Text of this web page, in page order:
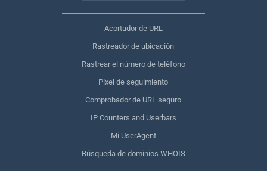
Acortador de URL
Rastreador de ubicación
Rastrear el número de teléfono
Píxel de seguimiento
Comprobador de URL seguro
IP Counters and Userbars
Mi UserAgent
Búsqueda de dominios WHOIS